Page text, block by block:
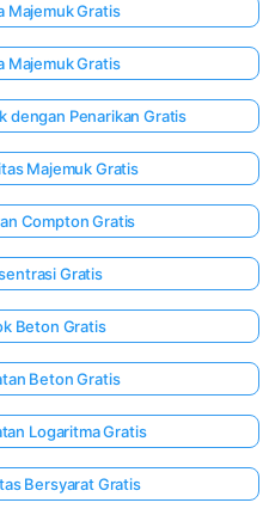
Majemuk Gratis
Majemuk Gratis
dengan Penarikan Gratis
Majemuk Gratis
Compton Gratis
Gratis
Beton Gratis
Beton Gratis
Logaritma Gratis
Bersyarat Gratis